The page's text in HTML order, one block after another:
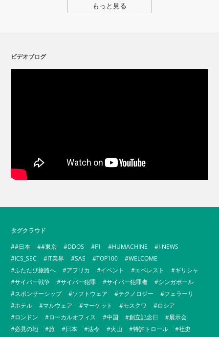
もっと見る
ビデオブログ
タグクラウド
#日本
#東京 DDOS F1 HUMACHINE
I-NEWS
ICS_SEC
IT業界 SAS TOP100
WELCOME
ふたたび旅路へ
アフリカ イベント エベレスト
ギリシャ
サイバー戦争
サイバー犯罪 サイバー犯罪者
シンガポール
スポンサーシップ
ソフトウェア テクノロジー
フェラーリ
ホテル
マルウェア マーケット モスクワ
ロシア
ロンドン
ローカルオフィス 中国 創立記念日
展示会
必見の地
旅 日本 法令 火山 特許トロール
社史